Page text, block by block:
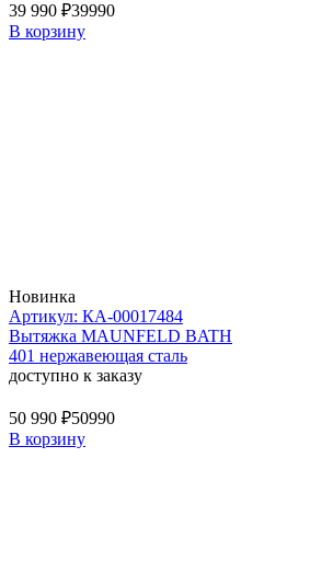
39 990 ₽39990
В корзину
Новинка
Артикул: КА-00017484
Вытяжка MAUNFELD BATH
401 нержавеющая сталь
доступно к заказу
50 990 ₽50990
В корзину